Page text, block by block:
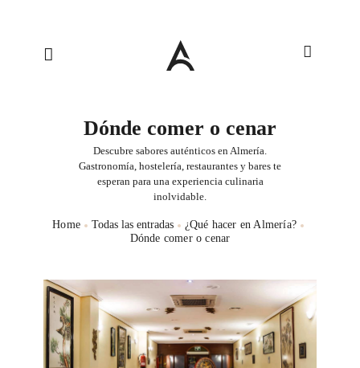
Dónde comer o cenar
Descubre sabores auténticos en Almería.
Gastronomía, hostelería, restaurantes y bares te
esperan para una experiencia culinaria
inolvidable.
Home Todas las entradas
¿Qué hacer en Almería?
Dónde comer o cenar